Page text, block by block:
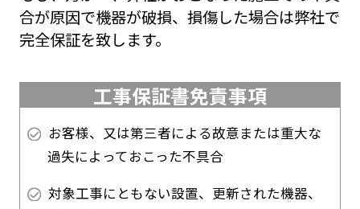
合が原因で機器が破損、損傷した場合は弊社で
完全保証を致します。
工事保証書免責事項
お客様、又は第三者による故意または重大な
過失によっておこった不具合
対象工事にともない設置、更新された機器、